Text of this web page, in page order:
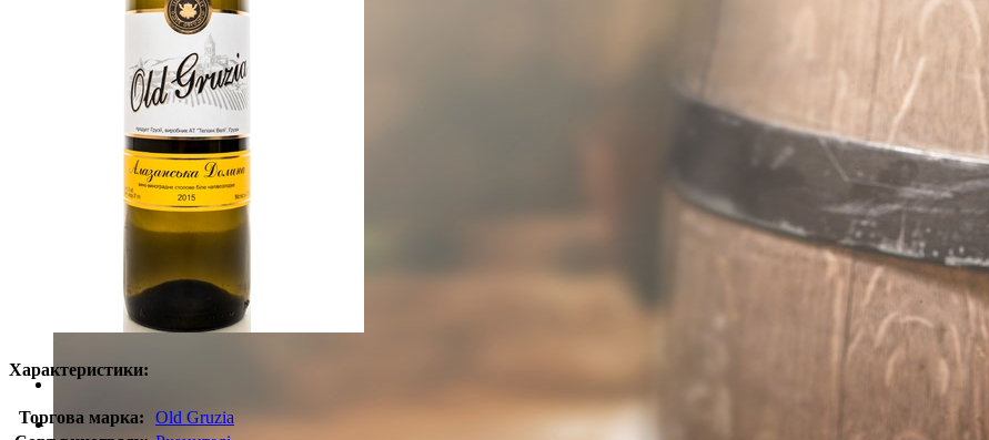
Характеристики:
Торгова марка:
Old Gruzia
Теліані Велі історія
Теліані Велі виробництво
Теліані Велі в світі
ПРОДУКЦІЯ
Вино
Бренді
Горілка
Чача
НОВИНИ
MUNDUS VINI Grand International Wine Awa
Teliani Silver Bronze IWC 2019
Teliani Bronze Decanter 2019
Teliani Trophy IWC 2019
Teliani Bronze IWC 2018
Teliani Bronze IWC 2018
Teliani Trophy IWC 2018
КОНТРОЛЬ ЯКОСТІ
КОНТАКТИ